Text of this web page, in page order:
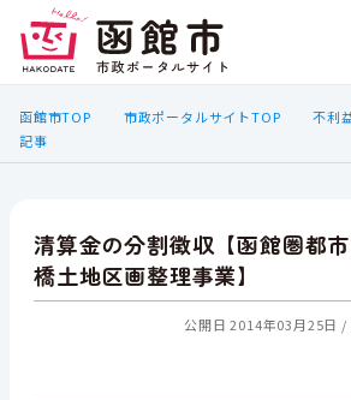
函館市TOP 市政ポータルサイトTOP
不利
記事
清算金の分割徴収【函館圏都
橋土地区画整理事業】
公開日 2014年03月25日